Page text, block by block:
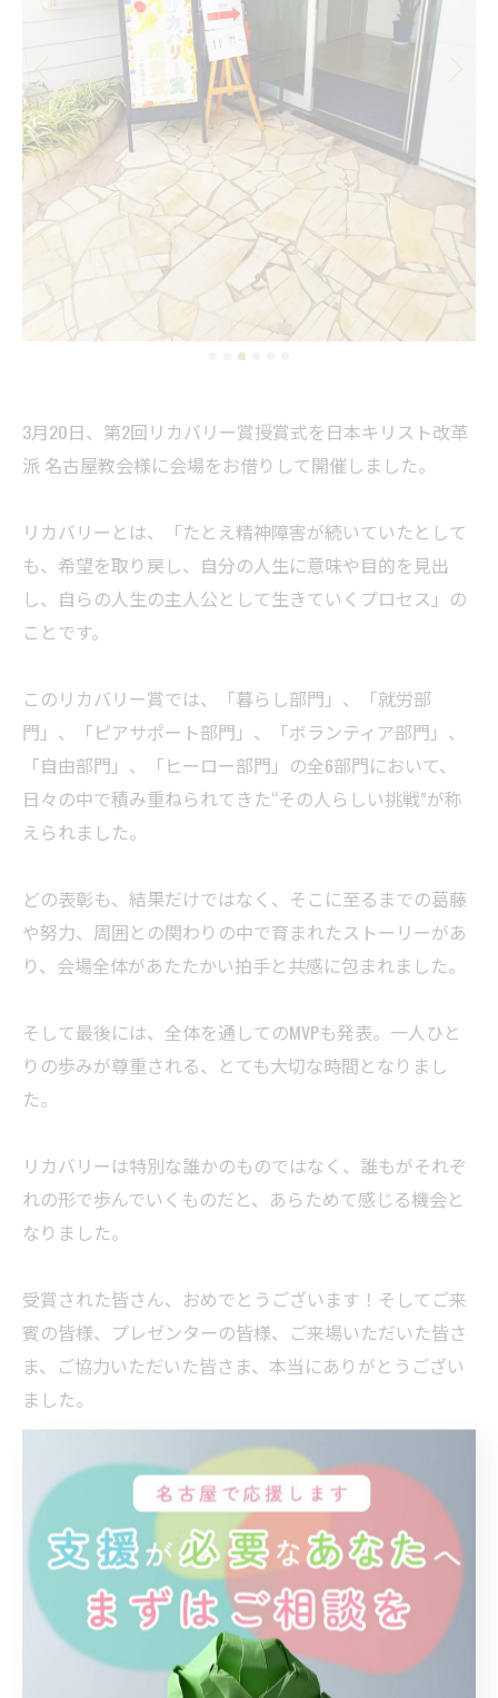
3月20日、第2回リカバリー賞授賞式を日本キリスト改革
派 名古屋教会様に会場をお借りして開催しました。
リカバリーとは、「たとえ精神障害が続いていたとして
も、希望を取り戻し、自分の人生に意味や目的を見出
し、自らの人生の主人公として生きていくプロセス」の
ことです。
このリカバリー賞では、「暮らし部門」、「就労部
門」、「ピアサポート部門」、「ボランティア部門」、
「自由部門」、「ヒーロー部門」の全6部門において、
日々の中で積み重ねられてきた“その人らしい挑戦”が称
えられました。
どの表彰も、結果だけではなく、そこに至るまでの葛藤
や努力、周囲との関わりの中で育まれたストーリーがあ
り、会場全体があたたかい拍手と共感に包まれました。
そして最後には、全体を通してのMVPも発表。一人ひと
りの歩みが尊重される、とても大切な時間となりまし
た。
リカバリーは特別な誰かのものではなく、誰もがそれぞ
れの形で歩んでいくものだと、あらためて感じる機会と
なりました。
受賞された皆さん、おめでとうございます！そしてご来
賓の皆様、プレゼンターの皆様、ご来場いただいた皆さ
ま、ご協力いただいた皆さま、本当にありがとうござい
ました。
#リカバリー
#リカバリー賞
#精神障害
#メンタルヘルス
#ピアサポート
#西区
#日本キリスト改革派 名古屋教会